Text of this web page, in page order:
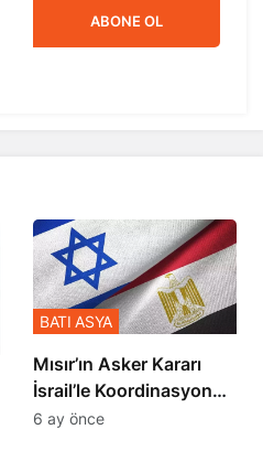
ABONE OL
Mısır’ın Asker Kararı
İsrail’le Koordinasyon
İçinde Gerçekleşmiş
BATI ASYA
6 ay önce